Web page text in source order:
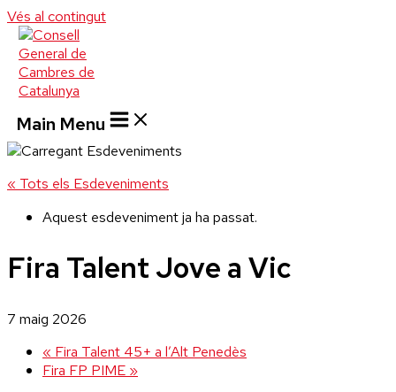
Vés al contingut
Main Menu
« Tots els Esdeveniments
Aquest esdeveniment ja ha passat.
Fira Talent Jove a Vic
7 maig 2026
« Fira Talent 45+ a l’Alt Penedès
Fira FP PIME »